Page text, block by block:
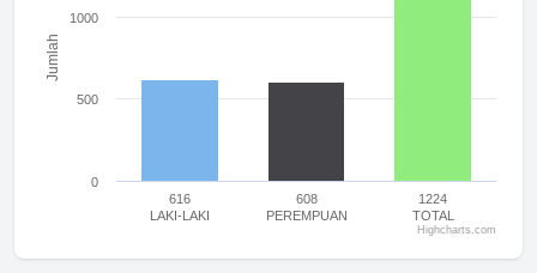
Jumlah
616
LAKI-LAKI
608
PEREMPUAN
1224
TOTAL
0
500
1000
Highcharts.com